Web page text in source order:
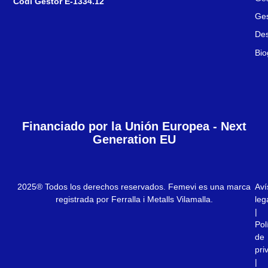
Financiado por la Unión Europea - Next
Generation EU
2025® Todos los derechos reservados. Femevi es una marca
registrada por Ferralla i Metalls Vilamalla.
|
de
|